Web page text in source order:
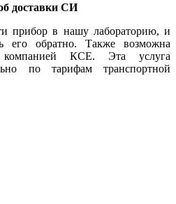
доставки СИ
прибор в нашу лабораторию, и
его обратно. Также возможна
компанией КСЕ. Эта услуга
по тарифам транспортной